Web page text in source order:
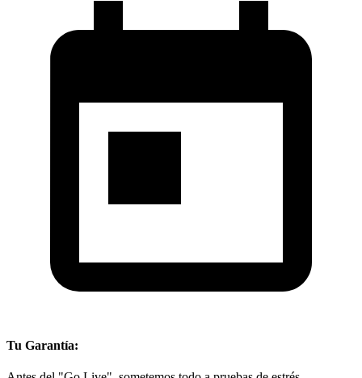
Tu Garantía: